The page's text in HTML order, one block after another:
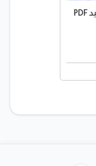
أوراق عمل أسماء الاشارة للبعيد PDF